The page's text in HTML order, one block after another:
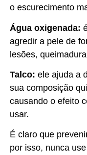
o escurecimento
Água oxigenada:
agredir a pele de
lesões,
Talco: ele ajuda a
sua composição
causando o efeito
usar.
É claro que
por isso, nunca